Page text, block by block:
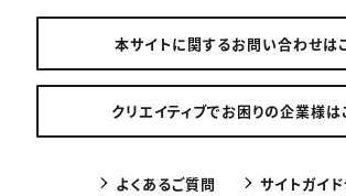
本サイトに関するお問い合わせは
クリエイティブでお困りの企業様は
よくあるご質問 サイトガイ